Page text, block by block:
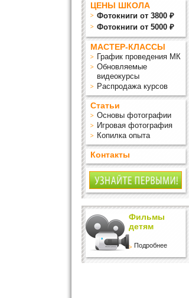
ЦЕНЫ ШКОЛА
Фотокниги от 3800 ₽
Фотокниги от 5000 ₽
МАСТЕР-КЛАССЫ
График проведения МК
Обновляемые
видеокурсы
Распродажа курсов
Статьи
Основы фотографии
Игровая фотография
Копилка опыта
Контакты
Фильмы
детям
Подробнее